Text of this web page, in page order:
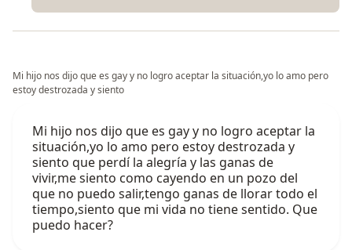
Mi hijo nos dijo que es gay y no logro aceptar la situación,yo lo amo pero
estoy destrozada y siento
Mi hijo nos dijo que es gay y no logro aceptar la
situación,yo lo amo pero estoy destrozada y
siento que perdí la alegría y las ganas de
vivir,me siento como cayendo en un pozo del
que no puedo salir,tengo ganas de llorar todo el
tiempo,siento que mi vida no tiene sentido. Que
puedo hacer?